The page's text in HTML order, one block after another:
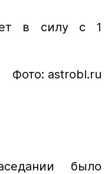
в силу с 1
Фото: astrobl.ru
было